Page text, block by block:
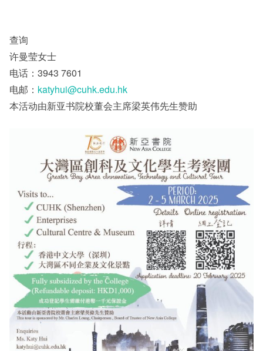
查询
许曼莹女士
电话：3943 7601
电邮： katyhui@cuhk.edu.hk
本活动由新亚书院校董会主席梁英伟先生赞助